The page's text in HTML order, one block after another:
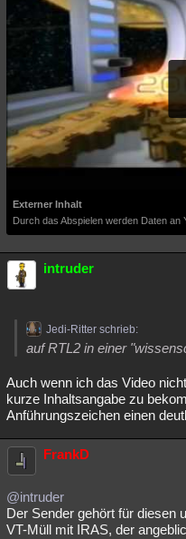
Externer Inhalt
Durch das Abspielen werden Daten an
intruder
Jedi-Ritter schrieb:
auf RTL2 in einer
Auch wenn ich das Video
kurze Inhaltsangabe zu
Anführungszeichen einen
FrankD
@intruder
Der Sender gehört für diesen
VT-Müll mit IRAS, der